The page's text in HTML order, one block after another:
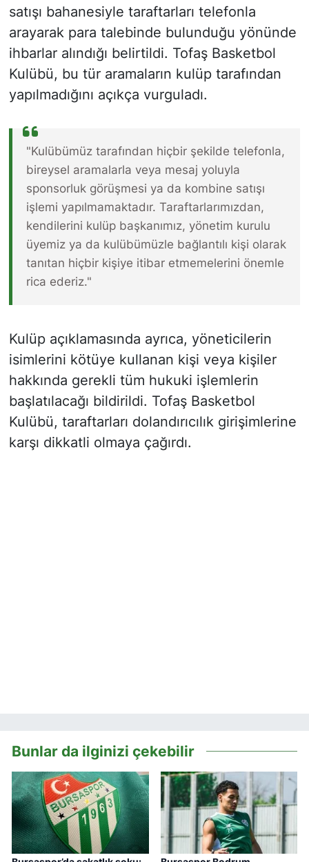
satışı bahanesiyle taraftarları telefonla
arayarak para talebinde bulunduğu yönünde
ihbarlar alındığı belirtildi. Tofaş Basketbol
Kulübü, bu tür aramaların kulüp tarafından
yapılmadığını açıkça vurguladı.
"Kulübümüz tarafından hiçbir şekilde telefonla,
bireysel aramalarla veya mesaj yoluyla
sponsorluk görüşmesi ya da kombine satışı
işlemi yapılmamaktadır. Taraftarlarımızdan,
kendilerini kulüp başkanımız, yönetim kurulu
üyemiz ya da kulübümüzle bağlantılı kişi olarak
tanıtan hiçbir kişiye itibar etmemelerini önemle
rica ederiz."
Kulüp açıklamasında ayrıca, yöneticilerin
isimlerini kötüye kullanan kişi veya kişiler
hakkında gerekli tüm hukuki işlemlerin
başlatılacağı bildirildi. Tofaş Basketbol
Kulübü, taraftarları dolandırıcılık girişimlerine
karşı dikkatli olmaya çağırdı.
Bunlar da ilginizi çekebilir